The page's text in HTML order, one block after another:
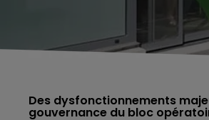
Des dysfonctionnements
gouvernance du bloc